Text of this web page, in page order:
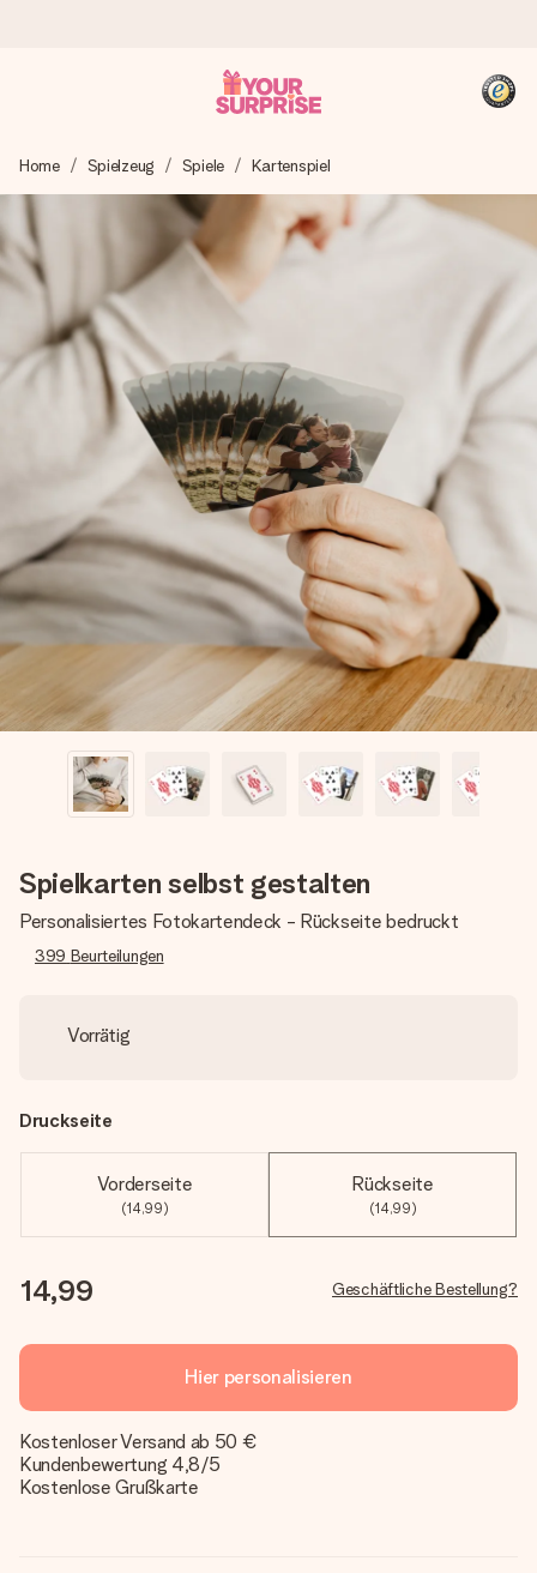
Wir bereiten dein Geschenk sorgfältig vor und schicken es
blitzschnell – damit du es genau zum richtigen Zeitpunkt
überreichen kannst, wenn es am meisten zählt.
4,8 (basierend auf +15.000 Bewertungen)
Unsere Geschenke begeistern. Kunden bewerten uns mit
4,8 bei Google Reviews (Gesamtergebnis aller Länder, in
die wir versenden).
+49 39292 929695
Montag - Freitag : 8:30 - 17:00 Uhr
Samstag - Sonntag : 8:30 - 13:00 Uhr
Home Spielzeug Spiele Kartenspiel
Spielkarten selbst gestalten
Personalisiertes Fotokartendeck - Rückseite bedruckt
399 Beurteilungen
Vorrätig
Druckseite
Vorderseite
(14,99)
Rückseite
(14,99)
14,99 Geschäftliche Bestellung?
Hier personalisieren
Kostenloser Versand ab 50 €
Kundenbewertung 4,8/5
Kostenlose Grußkarte